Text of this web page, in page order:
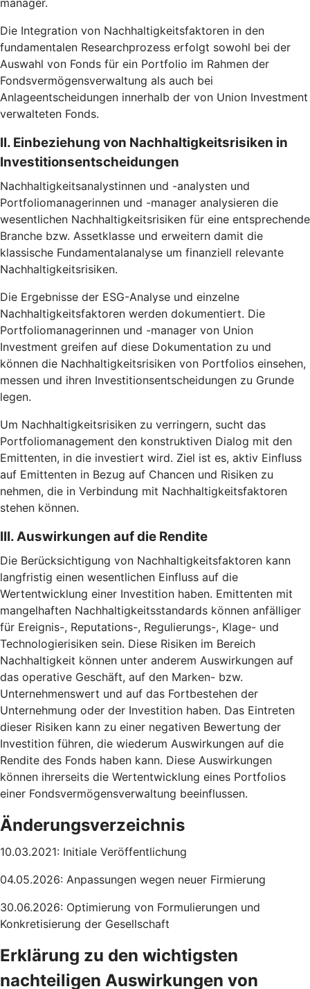
manager.
Die Integration von Nachhaltigkeitsfaktoren in den
fundamentalen Researchprozess erfolgt sowohl bei der
Auswahl von Fonds für ein Portfolio im Rahmen der
Fondsvermögensverwaltung als auch bei
Anlageentscheidungen innerhalb der von Union Investment
verwalteten Fonds.
II. Einbeziehung von Nachhaltigkeitsrisiken in
Investitionsentscheidungen
Nachhaltigkeitsanalystinnen und -analysten und
Portfoliomanagerinnen und -manager analysieren die
wesentlichen Nachhaltigkeitsrisiken für eine entsprechende
Branche bzw. Assetklasse und erweitern damit die
klassische Fundamentalanalyse um finanziell relevante
Nachhaltigkeitsrisiken.
Die Ergebnisse der ESG-Analyse und einzelne
Nachhaltigkeitsfaktoren werden dokumentiert. Die
Portfoliomanagerinnen und -manager von Union
Investment greifen auf diese Dokumentation zu und
können die Nachhaltigkeitsrisiken von Portfolios einsehen,
messen und ihren Investitionsentscheidungen zu Grunde
legen.
Um Nachhaltigkeitsrisiken zu verringern, sucht das
Portfoliomanagement den konstruktiven Dialog mit den
Emittenten, in die investiert wird. Ziel ist es, aktiv Einfluss
auf Emittenten in Bezug auf Chancen und Risiken zu
nehmen, die in Verbindung mit Nachhaltigkeitsfaktoren
stehen können.
III. Auswirkungen auf die Rendite
Die Berücksichtigung von Nachhaltigkeitsfaktoren kann
langfristig einen wesentlichen Einfluss auf die
Wertentwicklung einer Investition haben. Emittenten mit
mangelhaften Nachhaltigkeitsstandards können anfälliger
für Ereignis-, Reputations-, Regulierungs-, Klage- und
Technologierisiken sein. Diese Risiken im Bereich
Nachhaltigkeit können unter anderem Auswirkungen auf
das operative Geschäft, auf den Marken- bzw.
Unternehmenswert und auf das Fortbestehen der
Unternehmung oder der Investition haben. Das Eintreten
dieser Risiken kann zu einer negativen Bewertung der
Investition führen, die wiederum Auswirkungen auf die
Rendite des Fonds haben kann. Diese Auswirkungen
können ihrerseits die Wertentwicklung eines Portfolios
einer Fondsvermögensverwaltung beeinflussen.
Änderungsverzeichnis
10.03.2021: Initiale Veröffentlichung
04.05.2026: Anpassungen wegen neuer Firmierung
30.06.2026: Optimierung von Formulierungen und
Konkretisierung der Gesellschaft
Erklärung zu den wichtigsten
nachteiligen Auswirkungen von